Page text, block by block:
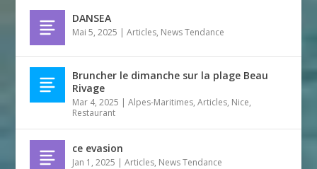
DANSEA
Mai 5, 2025 |Articles, News Tendance
Bruncher le dimanche sur la plage Beau
Rivage
Mar 4, 2025 |Alpes-Maritimes,Articles, Nice,
Restaurant
ce evasion
Jan 1, 2025 |Articles, News Tendance